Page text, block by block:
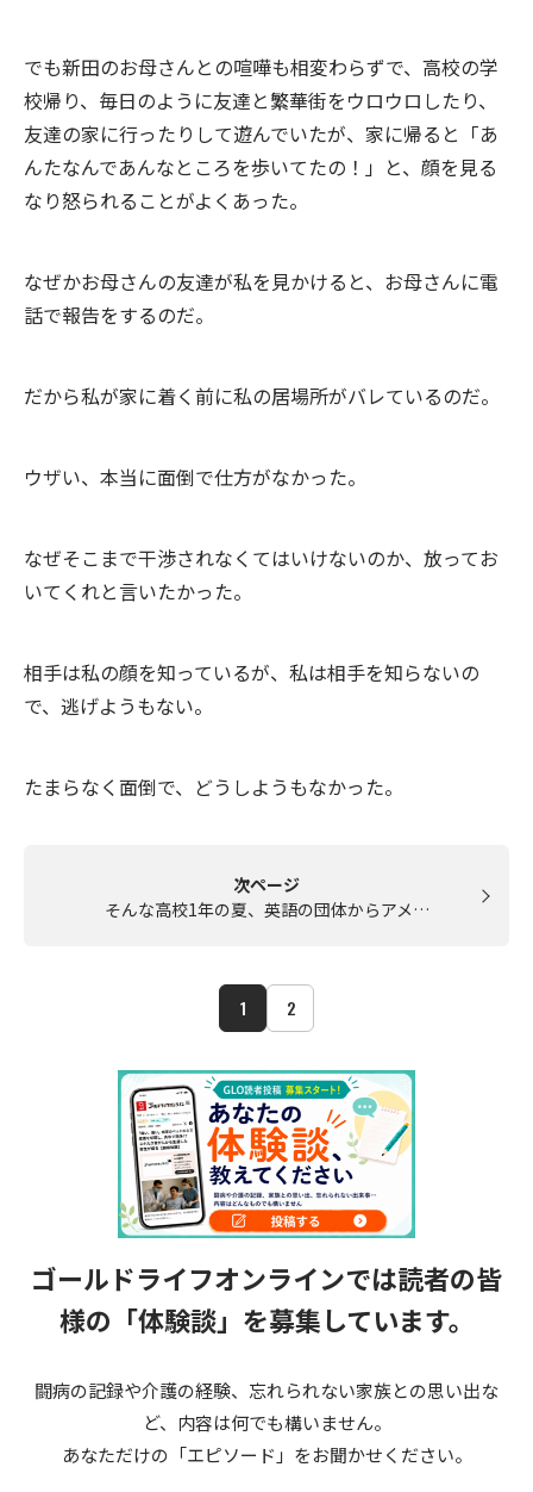
でも新田のお母さんとの喧嘩も相変わらずで、高校の学
校帰り、毎日のように友達と繁華街をウロウロしたり、
友達の家に行ったりして遊んでいたが、家に帰ると「あ
んたなんであんなところを歩いてたの！」と、顔を見る
なり怒られることがよくあった。
なぜかお母さんの友達が私を見かけると、お母さんに電
話で報告をするのだ。
だから私が家に着く前に私の居場所がバレているのだ。
ウザい、本当に面倒で仕方がなかった。
なぜそこまで干渉されなくてはいけないのか、放ってお
いてくれと言いたかった。
相手は私の顔を知っているが、私は相手を知らないの
で、逃げようもない。
たまらなく面倒で、どうしようもなかった。
次ページ
そんな高校1年の夏、英語の団体からアメ…
1 2
ゴールドライフオンラインでは読者の皆
様の 「体験談」を募集しています。
闘病の記録や介護の経験、忘れられない家族との思い出な
ど、内容は何でも構いません。
あなただけの「エピソード」をお聞かせください。